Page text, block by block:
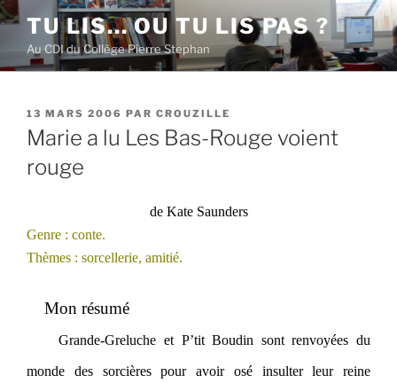
Aller
contenu
principal
TU LIS… OU TU LIS PAS ?
Au CDI du Collège Pierre Stephan
PUBLIÉ
LE
13 MARS 2006 PAR CROUZILLE
Marie a lu Les Bas-Rouge voient
rouge
de Kate Saunders
Genre : conte.
Thèmes : sorcellerie, amitié.
Mon résumé
Grande-Greluche et P’tit Boudin sont renvoyées du
monde des sorcières pour avoir osé insulter leur reine